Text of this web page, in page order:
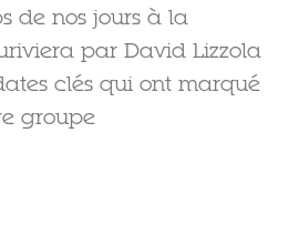
de nos jours à la
par David Lizzola
clés qui ont marqué
groupe